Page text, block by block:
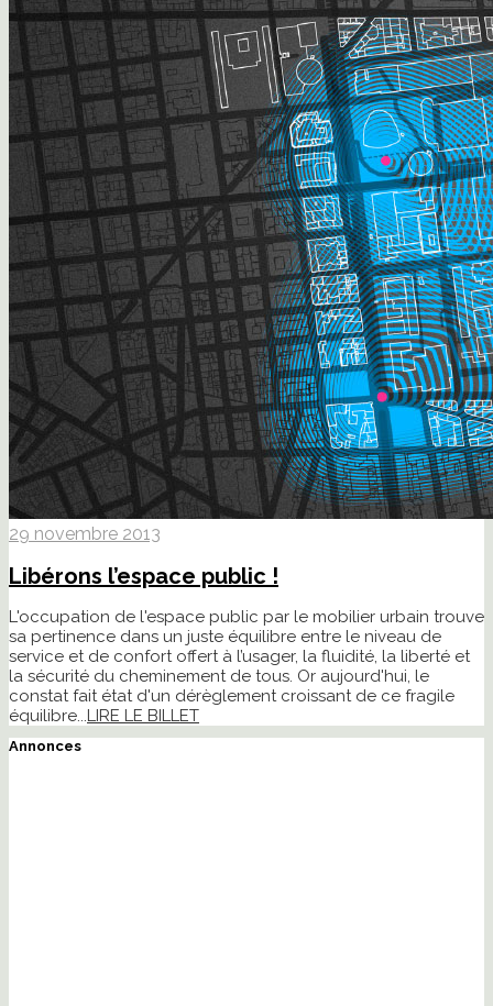
29 novembre 2013
Libérons l’espace public !
L'occupation de l'espace public par le mobilier urbain trouve
sa pertinence dans un juste équilibre entre le niveau de
service et de confort offert à l’usager, la fluidité, la liberté et
la sécurité du cheminement de tous. Or aujourd'hui, le
constat fait état d'un dérèglement croissant de ce fragile
équilibre...LIRE LE BILLET
Annonces